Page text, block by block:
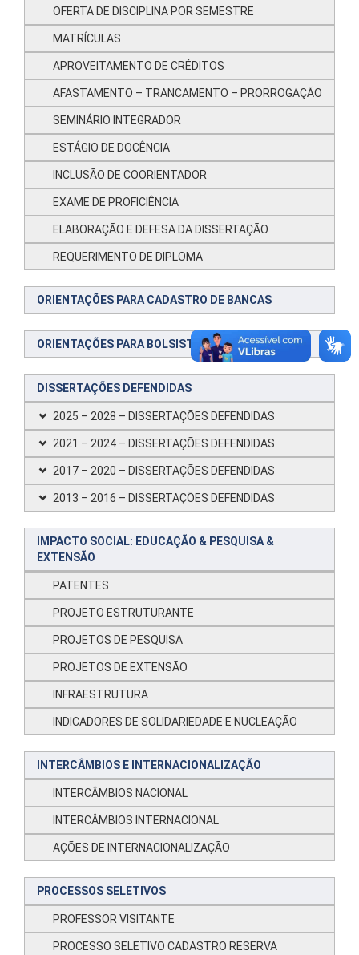
OFERTA DE DISCIPLINA POR SEMESTRE
MATRÍCULAS
APROVEITAMENTO DE CRÉDITOS
AFASTAMENTO – TRANCAMENTO – PRORROGAÇÃO
SEMINÁRIO INTEGRADOR
ESTÁGIO DE DOCÊNCIA
INCLUSÃO DE COORIENTADOR
EXAME DE PROFICIÊNCIA
ELABORAÇÃO E DEFESA DA DISSERTAÇÃO
REQUERIMENTO DE DIPLOMA
ORIENTAÇÕES PARA CADASTRO DE BANCAS
ORIENTAÇÕES PARA BOLSISTAS
DISSERTAÇÕES DEFENDIDAS
2025 – 2028 – DISSERTAÇÕES DEFENDIDAS
2021 – 2024 – DISSERTAÇÕES DEFENDIDAS
2017 – 2020 – DISSERTAÇÕES DEFENDIDAS
2013 – 2016 – DISSERTAÇÕES DEFENDIDAS
IMPACTO SOCIAL: EDUCAÇÃO & PESQUISA &
EXTENSÃO
PATENTES
PROJETO ESTRUTURANTE
PROJETOS DE PESQUISA
PROJETOS DE EXTENSÃO
INFRAESTRUTURA
INDICADORES DE SOLIDARIEDADE E NUCLEAÇÃO
INTERCÂMBIOS E INTERNACIONALIZAÇÃO
INTERCÂMBIOS NACIONAL
INTERCÂMBIOS INTERNACIONAL
AÇÕES DE INTERNACIONALIZAÇÃO
PROCESSOS SELETIVOS
PROFESSOR VISITANTE
PROCESSO SELETIVO CADASTRO RESERVA